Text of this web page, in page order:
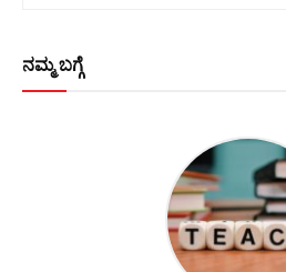
ನಮ್ಮ ಬಗ್ಗೆ